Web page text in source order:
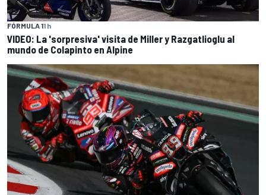
FÓRMULA 11 h
VIDEO: La 'sorpresiva' visita de Miller y Razgatlioglu al
mundo de Colapinto en Alpine